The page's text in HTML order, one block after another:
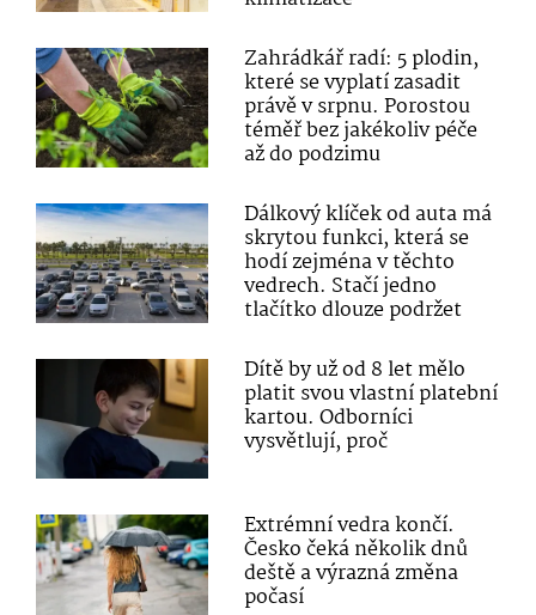
Zahrádkář radí: 5 plodin,
které se vyplatí zasadit
právě v srpnu. Porostou
téměř bez jakékoliv péče
až do podzimu
Dálkový klíček od auta má
skrytou funkci, která se
hodí zejména v těchto
vedrech. Stačí jedno
tlačítko dlouze podržet
Dítě by už od 8 let mělo
platit svou vlastní platební
kartou. Odborníci
vysvětlují, proč
Extrémní vedra končí.
Česko čeká několik dnů
deště a výrazná změna
počasí